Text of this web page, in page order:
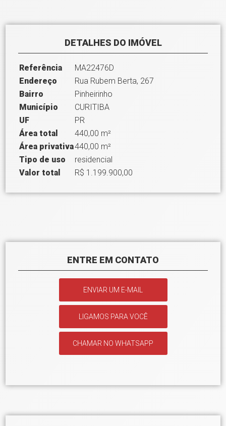
DETALHES DO IMÓVEL
Referência
MA22476D
Endereço
Rua Rubem Berta, 267
Bairro
Pinheirinho
Município
CURITIBA
UF
PR
Área total
440,00 m²
Área privativa440,00 m²
Tipo de uso
residencial
Valor total
R$ 1.199.900,00
ENTRE EM CONTATO
ENVIAR UM E-MAIL
LIGAMOS PARA VOCÊ
CHAMAR NO WHATSAPP